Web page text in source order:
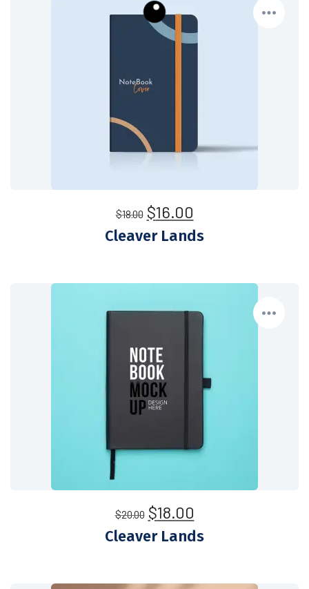
$18.00 $16.00
Cleaver Lands
$20.00 $18.00
Cleaver Lands